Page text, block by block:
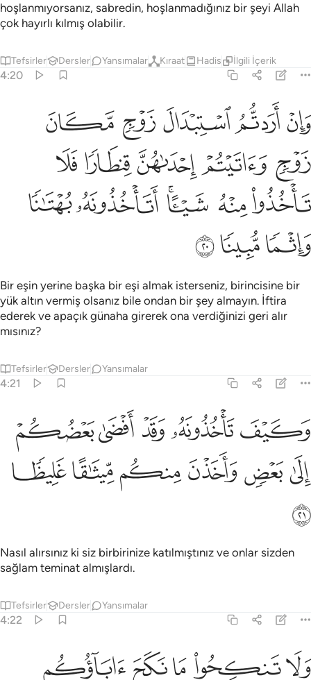
hoşlanmıyorsanız, sabredin, hoşlanmadığınız bir şeyi Allah
çok hayırlı kılmış olabilir.
Tefsirler Dersler Yansımalar Kıraat Hadis İlgili İçerik
4:20
وان اردتم استبدال زوج مكان زوج واتيتم احداهن قنطارا فلا تاخذوا منه
وَإِنْ أَرَدتُّمُ ٱسْتِبْدَالَ زَوْجٍۢ مَّكَانَ زَوْجٍۢ وَءَاتَيْتُمْ إِحْدَىٰهُنَّ قِنطَارًۭا
ﱁﱂﱃﱄ ﱅ
ﱆ ﱇﱈﱉﱊ
ﱋﱌ ﱍﱎ ﱏﱐ
ﱑﱒﱓ
Bir eşin yerine başka bir eşi almak isterseniz, birincisine bir
yük altın vermiş olsanız bile ondan bir şey almayın. İftira
ederek ve apaçık günaha girerek ona verdiğinizi geri alır
mısınız?
Tefsirler Dersler Yansımalar
4:21
وكيف تاخذونه وقد افضى بعضكم الى بعض واخذن منكم ميثاقا غليظا ٢١
وَكَيْفَ تَأْخُذُونَهُۥ وَقَدْ أَفْضَىٰ بَعْضُكُمْ إِلَىٰ بَعْضٍۢ وَأَخَذْنَ مِنكُم مِّيثَـٰقًا
ﱔﱕﱖ ﱗﱘ
ﱙﱚﱛﱜﱝﱞ
ﱟ
Nasıl alırsınız ki siz birbirinize katılmıştınız ve onlar sizden
sağlam teminat almışlardı.
Tefsirler Dersler Yansımalar
4:22
ولا تنكحوا ما نكح اباوكم من النساء الا ما قد سلف انه كان فاحشة ومقتا
وَلَا تَنكِحُوا۟ مَا نَكَحَ ءَابَآؤُكُم مِّنَ ٱلنِّسَآءِ إِلَّا مَا قَدْ سَلَفَ ۚ إِنَّهُۥ كَانَ
ﱠﱡﱢﱣﱤ